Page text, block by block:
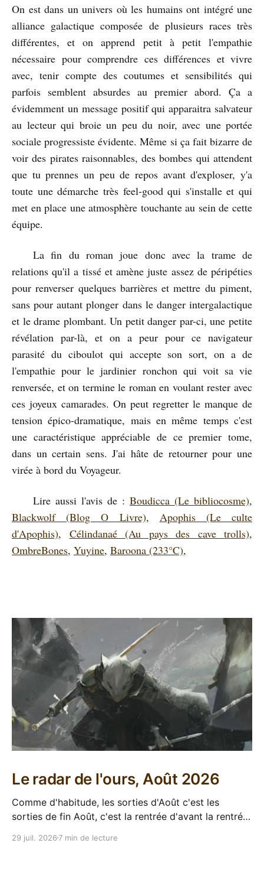
On est dans un univers où les humains ont intégré une
alliance galactique composée de plusieurs races très
différentes, et on apprend petit à petit l'empathie
nécessaire pour comprendre ces différences et vivre
avec, tenir compte des coutumes et sensibilités qui
parfois semblent absurdes au premier abord. Ça a
évidemment un message positif qui apparaitra salvateur
au lecteur qui broie un peu du noir, avec une portée
sociale progressiste évidente. Même si ça fait bizarre de
voir des pirates raisonnables, des bombes qui attendent
que tu prennes un peu de repos avant d'exploser, y'a
toute une démarche très feel-good qui s'installe et qui
met en place une atmosphère touchante au sein de cette
équipe.
La fin du roman joue donc avec la trame de
relations qu'il a tissé et amène juste assez de péripéties
pour renverser quelques barrières et mettre du piment,
sans pour autant plonger dans le danger intergalactique
et le drame plombant. Un petit danger par-ci, une petite
révélation par-là, et on a peur pour ce navigateur
parasité du ciboulot qui accepte son sort, on a de
l'empathie pour le jardinier ronchon qui voit sa vie
renversée, et on termine le roman en voulant rester avec
ces joyeux camarades. On peut regretter le manque de
tension épico-dramatique, mais en même temps c'est
une caractéristique appréciable de ce premier tome,
dans un certain sens. J'ai hâte de retourner pour une
virée à bord du Voyageur.
Lire aussi l'avis de : Boudicca (Le bibliocosme),
Blackwolf (Blog O Livre), Apophis (Le culte
d'Apophis), Célindanaé (Au pays des cave trolls),
OmbreBones, Yuyine, Baroona (233°C),
Le radar de l'ours, Août 2026
Comme d'habitude, les sorties d'Août c'est les
sorties de fin Août, c'est la rentrée d'avant la rentrée,
29 juil. 2026 7 min de lecture